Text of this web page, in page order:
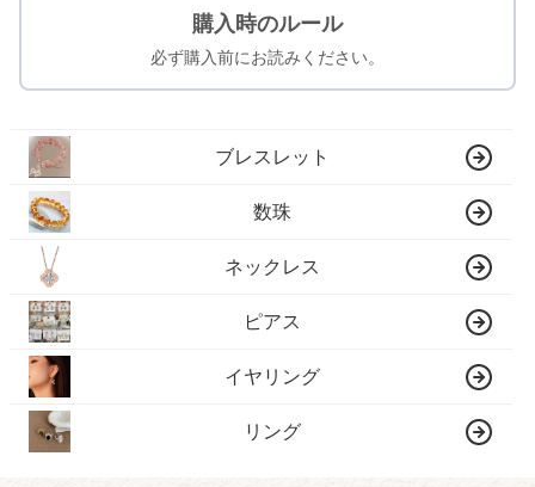
購入時のルール
必ず購入前にお読みください。
ブレスレット
数珠
ネックレス
ピアス
イヤリング
リング